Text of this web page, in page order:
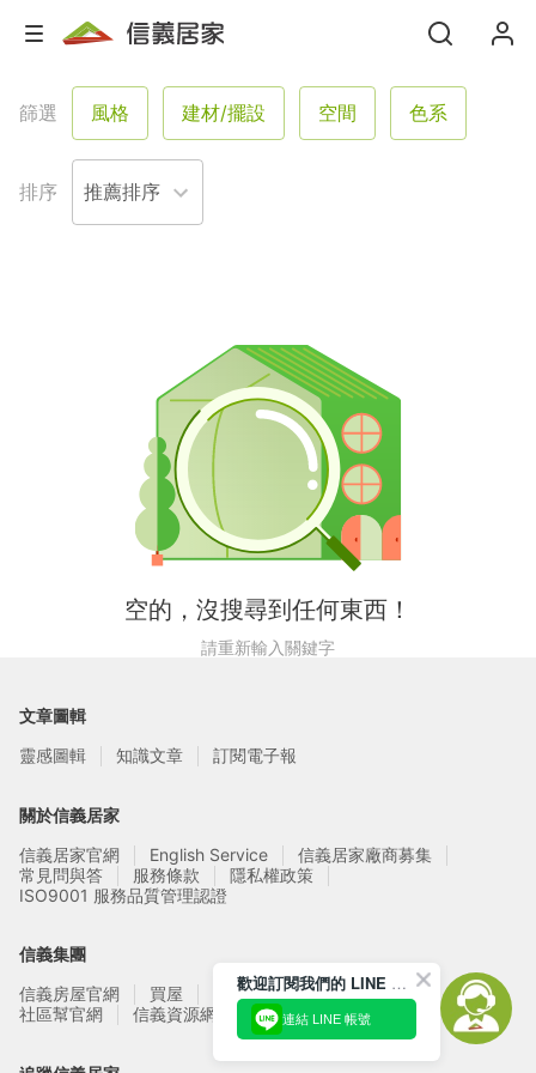
篩選 風格 建材/擺設 空間 色系
格局 坪數
服務
排序
空的，沒搜尋到任何東西！
請重新輸入關鍵字
文章圖輯
靈感圖輯
知識文章 訂閱電子報
關於信義居家
信義居家官網
English Service
信義居家廠商募集
常見問與答
服務條款
隱私權政策
ISO9001 服務品質管理認證
信義集團
信義房屋官網
買屋 賣屋 租屋
實價登錄
社區幫官網
信義資源網站
歡迎訂閱我們的 LINE 官方帳號
連結 LINE 帳號